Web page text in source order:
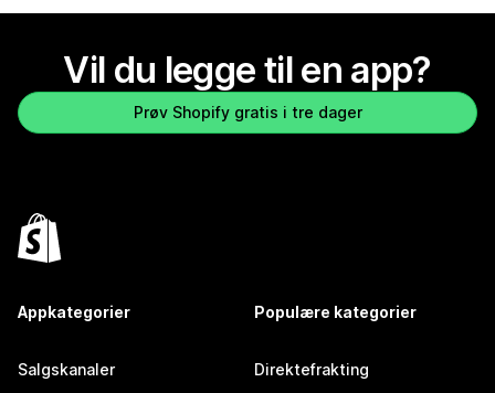
Vil du legge til en app?
Prøv Shopify gratis i tre dager
Appkategorier
Salgskanaler
Populære kategorier
Direktefrakting